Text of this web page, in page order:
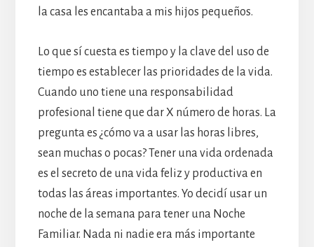
la casa les encantaba a mis hijos pequeños.
Lo que sí cuesta es tiempo y la clave del uso de
tiempo es establecer las prioridades de la vida.
Cuando uno tiene una responsabilidad
profesional tiene que dar X número de horas. La
pregunta es ¿cómo va a usar las horas libres,
sean muchas o pocas? Tener una vida ordenada
es el secreto de una vida feliz y productiva en
todas las áreas importantes. Yo decidí usar un
noche de la semana para tener una Noche
Familiar. Nada ni nadie era más importante